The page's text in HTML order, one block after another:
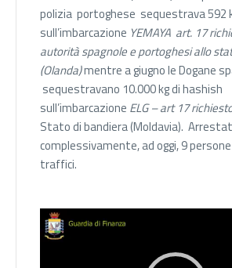
polizia portoghese sequestrava 592
sull’imbarcazione YEMAYA art. 17
autorità spagnole e portoghesi allo
(Olanda)mentre a giugno le Dogane
sequestravano 10.000 kg di hashish
sull’imbarcazione ELG – art 17
Stato di bandiera (Moldavia).
complessivamente, ad oggi, 9
traffici.
Video
Player